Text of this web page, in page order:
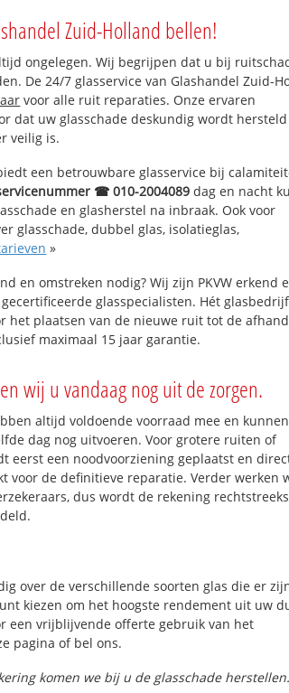
De Driehoek
Boterdorp
Beemdenbuurt
Eilandenbuurt
Boterdorpse Zoom
Zuid-Holland bellen!
ongelegen. Wij begrijpen dat u bij
De 24/7 glasservice van Glashandel Zuid-
voor alle ruit reparaties. Onze ervaren
dat uw glasschade deskundig wordt
veilig is.
een betrouwbare glasservice bij
☎ 010-2004089 dag en nacht
en glasherstel na inbraak. Ook voor
glasschade, dubbel glas, isolatieglas,
»
en omstreken nodig? Wij zijn PKVW erkend
glasspecialisten. Hét
het plaatsen van de nieuwe ruit tot de
maximaal 15 jaar garantie.
wij u vandaag nog uit de zorgen.
altijd voldoende voorraad mee en
dag nog uitvoeren. Voor grotere ruiten of
eerst een noodvoorziening geplaatst en
voor de definitieve reparatie. Verder werken
dus wordt de rekening
over de verschillende soorten glas die er
kiezen om het hoogste rendement uit uw
een vrijblijvende offerte gebruik van het
pagina of bel ons.
komen we bij u de glasschade herstellen.